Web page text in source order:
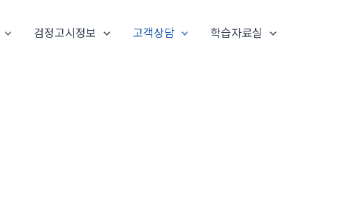
검정고시정보 고객상담 학습자료실